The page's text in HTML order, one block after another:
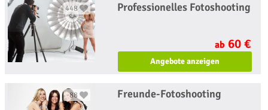
448 Professionelles Fotoshooting
ab 60 €
Angebote anzeigen
88 Freunde-Fotoshooting